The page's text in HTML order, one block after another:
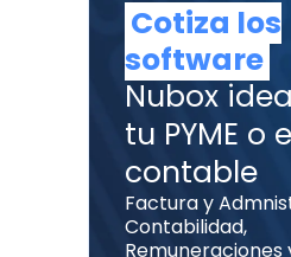
Cotiza los
software
Nubox
tu PYME o
contable
Factura y
Contabilidad,